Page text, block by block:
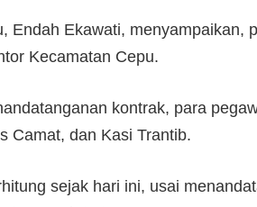
Endah Ekawati, menyampaikan,
Kecamatan Cepu.
kontrak, para
Camat, dan Kasi Trantib.
sejak hari ini, usai